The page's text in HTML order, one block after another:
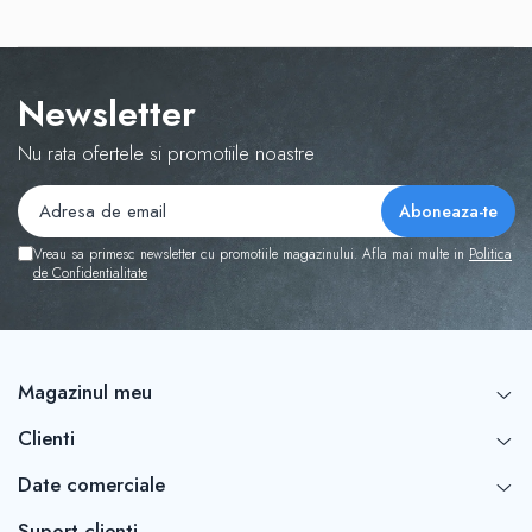
Newsletter
Nu rata ofertele si promotiile noastre
Vreau sa primesc newsletter cu promotiile magazinului. Afla mai multe in Politica
de Confidentialitate
Magazinul meu
Clienti
Date comerciale